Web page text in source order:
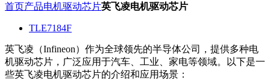
首页产品电机驱动芯片英飞凌电机驱动芯片
TLE7184F
英飞凌（Infineon）作为全球领先的半导体公司，提供多种电
机驱动芯片，广泛应用于汽车、工业、家电等领域。以下是一
些英飞凌电机驱动芯片的介绍和应用场景：